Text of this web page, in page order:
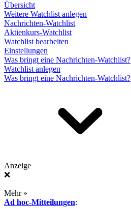
Übersicht
Weitere Watchlist anlegen
Nachrichten-Watchlist
Aktienkurs-Watchlist
Watchlist bearbeiten
Einstellungen
Was bringt eine Nachrichten-Watchlist?
Watchlist anlegen
Was bringt eine Nachrichten-Watchlist?
Anzeige
❌
Mehr »
Ad hoc-Mitteilungen: